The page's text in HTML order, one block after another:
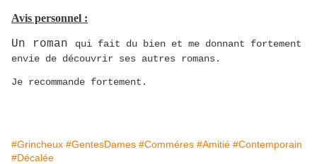
Avis personnel :
Un roman
qui fait du bien et me donnant fortement
envie de découvrir ses autres romans.
Je recommande fortement.
#Grincheux #GentesDames #Comméres #Amitié #Contemporain
#Décalée